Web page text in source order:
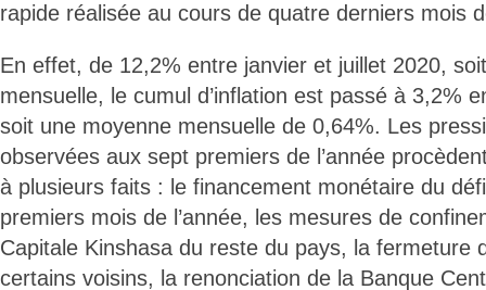
rapide réalisée au cours de quatre derniers mois
En effet, de 12,2% entre janvier et juillet 2020,
mensuelle, le cumul d’inflation est passé à 3,2%
soit une moyenne mensuelle de 0,64%. Les
observées aux sept premiers de l’année
à plusieurs faits : le financement monétaire du
premiers mois de l’année, les mesures de
Capitale Kinshasa du reste du pays, la fermeture
certains voisins, la renonciation de la Banque